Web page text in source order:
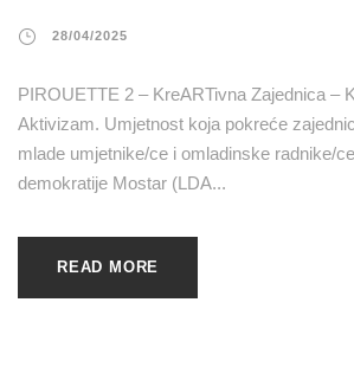
28/04/2025
PIROUETTE 2 – KreARTivna Zajednica –
Aktivizam. Umjetnost koja pokreće
mlade umjetnike/ce i omladinske radnike/
demokratije Mostar (LDA...
READ MORE